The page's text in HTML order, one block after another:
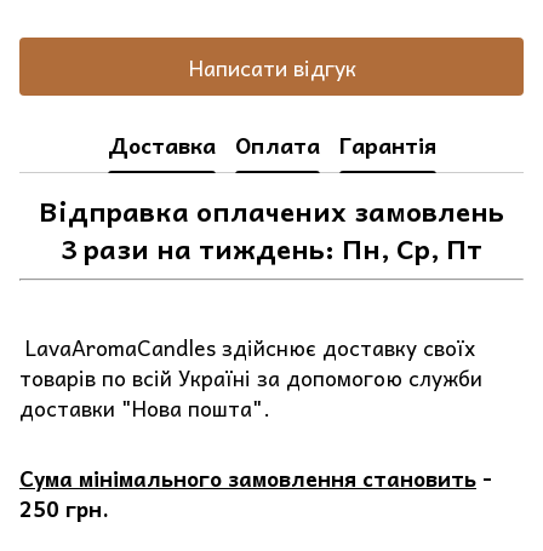
Написати відгук
Доставка Оплата Гарантія
Відправка оплачених замовлень
3 рази на тиждень: Пн, Ср, Пт
LavaAromaCandles здійснює доставку своїх
товарів по всій Україні за допомогою служби
доставки "Нова пошта".
Сума мінімального замовлення становить -
250 грн.